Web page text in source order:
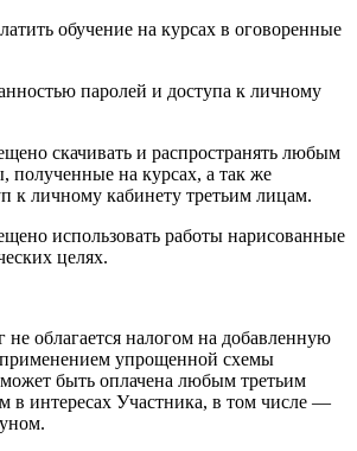
обучение на курсах в оговоренные
паролей и доступа к личному
скачивать и распространять любым
полученные на курсах, а так же
к личному кабинету третьим лицам.
использовать работы нарисованные
целях.
не облагается налогом на добавленную
применением упрощенной схемы
быть оплачена любым третьим
в интересах Участника, в том числе —